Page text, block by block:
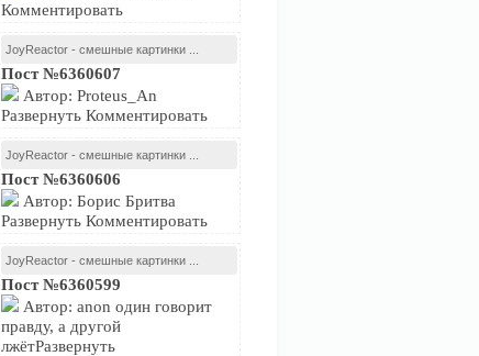
Комментировать
JoyReactor - смешные картинки ...
Пост №6360607
Автор: Proteus_An
Развернуть Комментировать
JoyReactor - смешные картинки ...
Пост №6360606
Автор: Борис Бритва
Развернуть Комментировать
JoyReactor - смешные картинки ...
Пост №6360599
Автор: anon один говорит
правду, а другой
лжётРазвернуть